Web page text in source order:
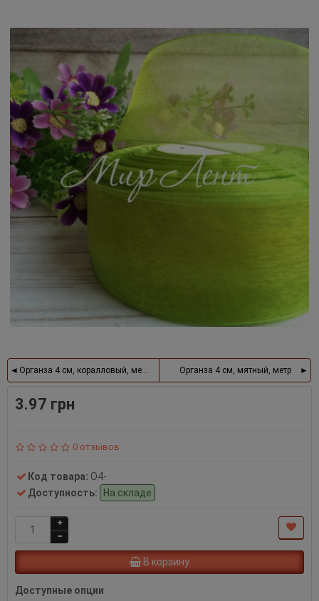
Органза 4 см, коралловый, метр Органза 4 см, мятный, метр
3.97 грн
0 отзывов
Код товара: О4-
Доступность:
На складе
В корзину
Доступные опции